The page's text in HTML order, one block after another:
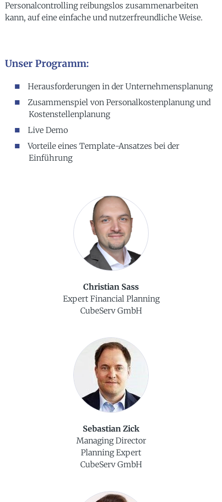
Personalcontrolling reibungslos zusammenarbeiten
kann, auf eine einfache und nutzerfreundliche Weise.
Unser Programm:
Herausforderungen in der Unternehmensplanung
Zusammenspiel von Personalkostenplanung und
Kostenstellenplanung
Live Demo
Vorteile eines Template-Ansatzes bei der
Einführung
Christian Sass
Expert Financial Planning
CubeServ GmbH
Sebastian Zick
Managing Director
Planning Expert
CubeServ GmbH